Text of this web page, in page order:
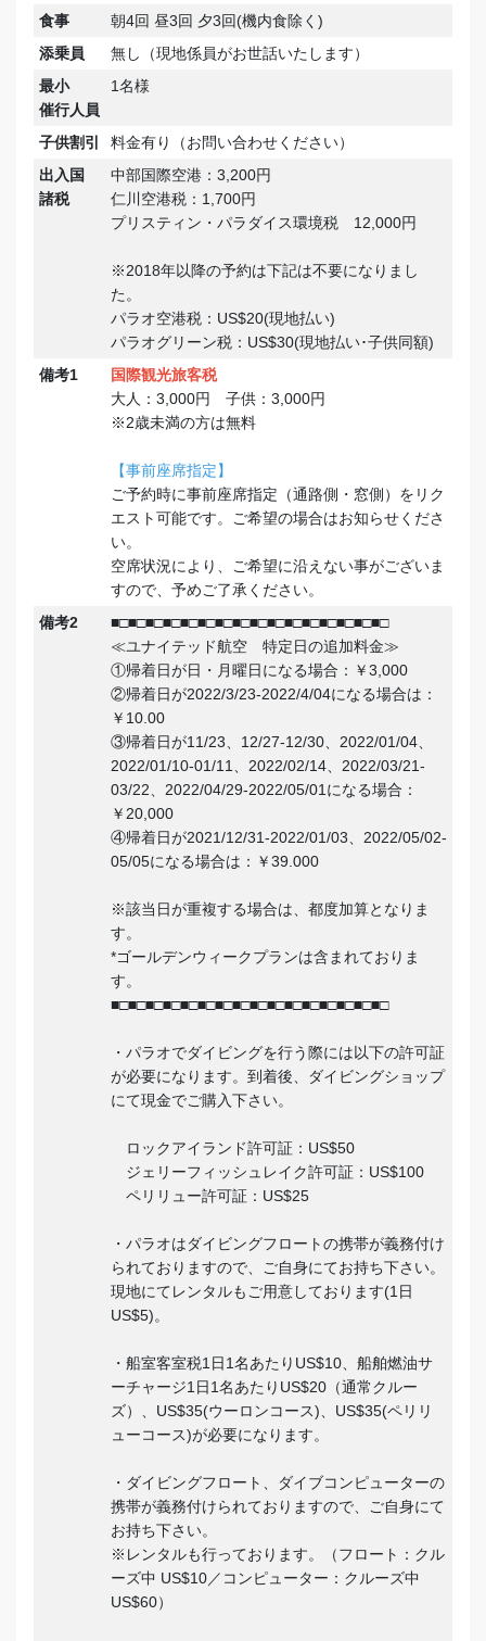
食事
朝4回 昼3回 夕3回(機内食除く)
添乗員
無し（現地係員がお世話いたします）
最小
催行人員
1名様
子供割引
料金有り（お問い合わせください）
出入国
諸税
中部国際空港：3,200円
仁川空港税：1,700円
プリスティン・パラダイス環境税 12,000円
※2018年以降の予約は下記は不要になりまし
た。
パラオ空港税：US$20(現地払い)
パラオグリーン税：US$30(現地払い･子供同額)
備考1
国際観光旅客税
大人：3,000円 子供：3,000円
※2歳未満の方は無料
【事前座席指定】
ご予約時に事前座席指定（通路側・窓側）をリク
エスト可能です。ご希望の場合はお知らせくださ
い。
空席状況により、ご希望に沿えない事がございま
すので、予めご了承ください。
備考2
■□■□■□■□■□■□■□■□■□■□■□■□■□■□■□■□
≪ユナイテッド航空 特定日の追加料金≫
①帰着日が日・月曜日になる場合：￥3,000
②帰着日が2022/3/23-2022/4/04になる場合は：
￥10.00
③帰着日が11/23、12/27-12/30、2022/01/04、
2022/01/10-01/11、2022/02/14、2022/03/21-
03/22、2022/04/29-2022/05/01になる場合：
￥20,000
④帰着日が2021/12/31-2022/01/03、2022/05/02-
05/05になる場合は：￥39.000
※該当日が重複する場合は、都度加算となりま
す。
*ゴールデンウィークプランは含まれておりま
す。
■□■□■□■□■□■□■□■□■□■□■□■□■□■□■□■□
・パラオでダイビングを行う際には以下の許可証
が必要になります。到着後、ダイビングショップ
にて現金でご購入下さい。
ロックアイランド許可証：US$50
ジェリーフィッシュレイク許可証：US$100
ペリリュー許可証：US$25
・パラオはダイビングフロートの携帯が義務付け
られておりますので、ご自身にてお持ち下さい。
現地にてレンタルもご用意しております(1日
US$5)。
・船室客室税1日1名あたりUS$10、船舶燃油サ
ーチャージ1日1名あたりUS$20（通常クルー
ズ）、US$35(ウーロンコース)、US$35(ペリリ
ューコース)が必要になります。
・ダイビングフロート、ダイブコンピューターの
携帯が義務付けられておりますので、ご自身にて
お持ち下さい。
※レンタルも行っております。（フロート：クル
ーズ中 US$10／コンピューター：クルーズ中
US$60）